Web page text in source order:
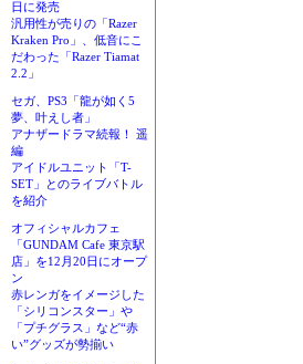
日に発売
汎用性が売りの「Razer
Kraken Pro」、低音にこ
だわった「Razer Tiamat
2.2」
セガ、PS3「龍が如く5
夢、叶えし者」
アナザードラマ続報！ 遥
編
アイドルユニット「T-
SET」とのライブバトル
を紹介
オフィシャルカフェ
「GUNDAM Cafe 東京駅
店」を12月20日にオープ
ン
赤レンガをイメージした
「シリコンスター」や
「プチグラス」など“赤
い”グッズが勢揃い